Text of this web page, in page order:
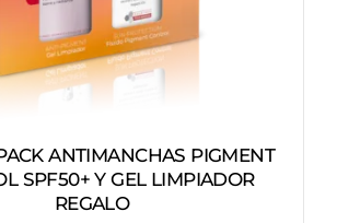
ANTIMANCHAS PIGMENT
SPF50+ Y GEL LIMPIADOR
REGALO